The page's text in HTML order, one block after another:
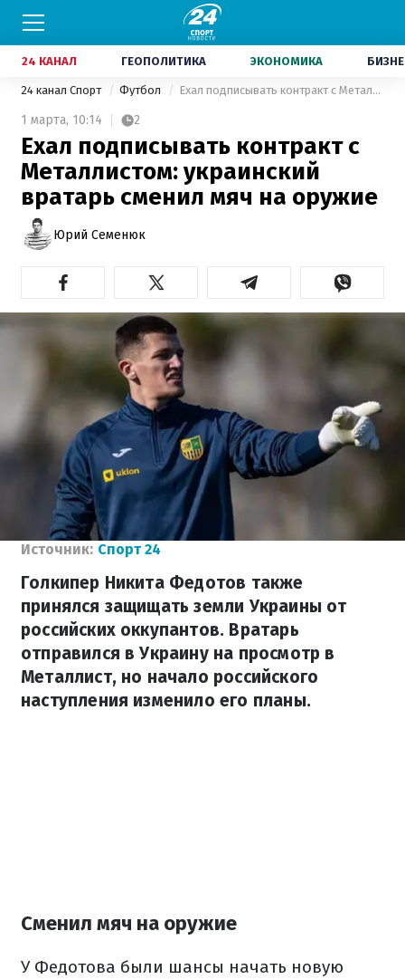
24 КАНАЛ ГЕОПОЛИТИКА ЭКОНОМИКА
24 канал Спорт Футбол Ехал подписывать контракт с Металлистом: украинский вратарь сменил мяч на оружие
1 марта, 10:14 2
Ехал подписывать контракт с
Металлистом: украинский
вратарь сменил мяч на оружие
Юрий Семенюк
Источник: Спорт 24
Голкипер Никита Федотов также
принялся защищать земли Украины от
российских оккупантов. Вратарь
отправился в Украину на просмотр в
Металлист, но начало российского
наступления изменило его планы.
Сменил мяч на оружие
У Федотова были шансы начать новую